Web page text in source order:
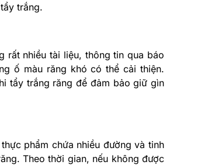
trắng.
rất nhiều tài liệu, thông tin qua báo
ố màu răng khó có thể cải thiện.
tẩy trắng răng để đảm bảo giữ gìn
phẩm chứa nhiều đường và tinh
Theo thời gian, nếu không được